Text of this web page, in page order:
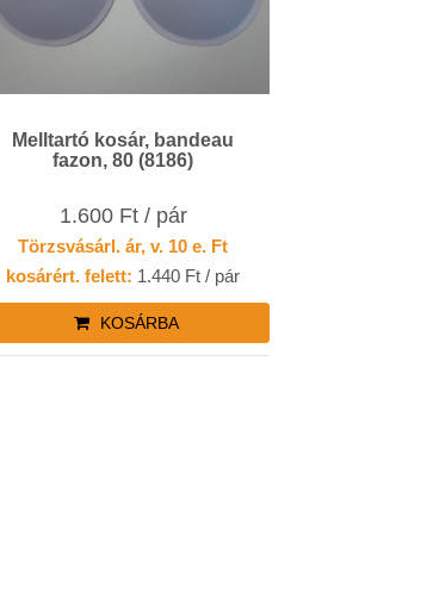
Melltartó kosár, bandeau
fazon, 80 (8186)
1.600 Ft / pár
Törzsvásárl. ár, v. 10 e. Ft
kosárért. felett: 1.440 Ft / pár
KOSÁRBA